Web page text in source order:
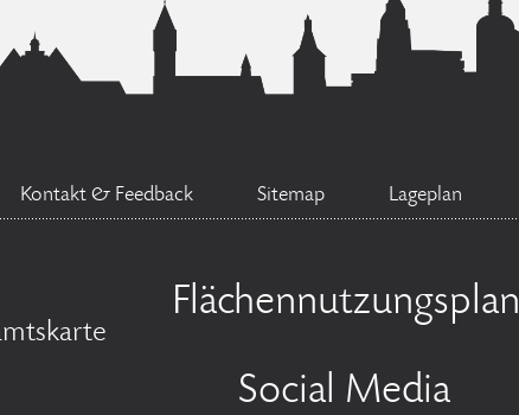
Kontakt & Feedback Sitemap Lageplan
Flächennutzungsplan
Social Media